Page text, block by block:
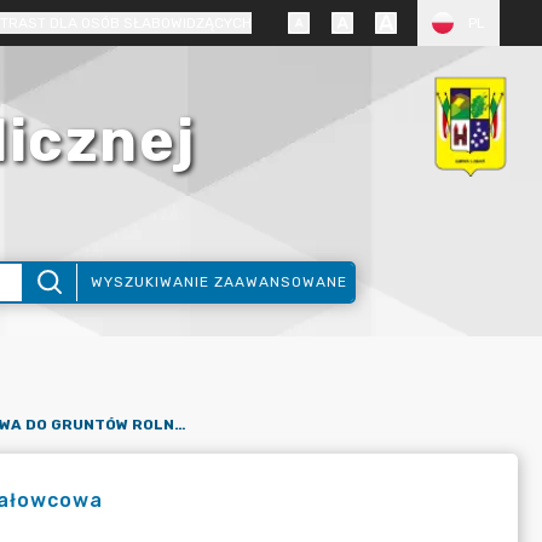
WYSZUKIWANIE ZAAWANSOWANE
DROGA DOJAZDOWA DO GRUNTÓW ROLNYCH- UNIEGOSZCZ, UL. JAŁOWCOWA